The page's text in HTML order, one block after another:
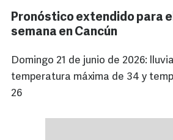
Pronóstico extendido para
semana en Cancún
Domingo 21 de junio de 2026:
temperatura máxima de 34 y
26